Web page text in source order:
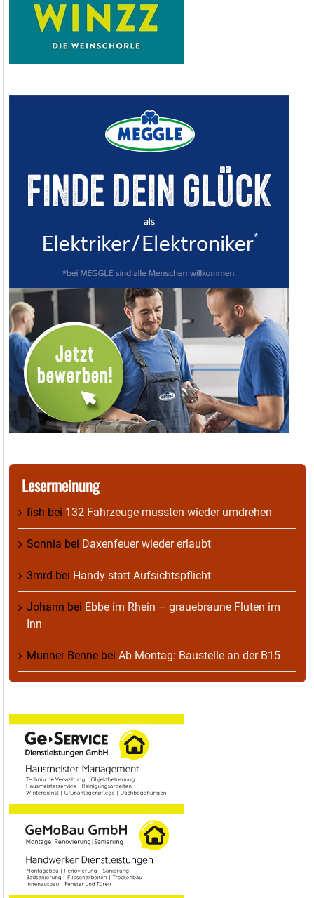
Lesermeinung
fish bei 132 Fahrzeuge mussten wieder umdrehen
Sonnia bei Daxenfeuer wieder erlaubt
3mrd bei Handy statt Aufsichtspflicht
Johann bei Ebbe im Rhein – grauebraune Fluten im
Inn
Munner Benne bei Ab Montag: Baustelle an der B15